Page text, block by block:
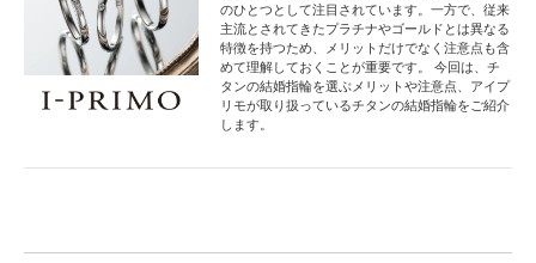
のひとつとして注目されています。一方で、従来
主流とされてきたプラチナやゴールドとは異なる
特徴を持つため、メリットだけでなく注意点も含
めて理解しておくことが重要です。 今回は、チ
タンの結婚指輪を選ぶメリットや注意点、アイプ
リモが取り扱っているチタンの結婚指輪をご紹介
します。